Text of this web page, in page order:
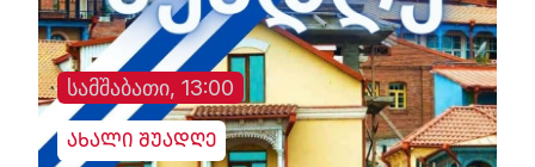
სამშაბათი, 13:00
ახალი შუადღე